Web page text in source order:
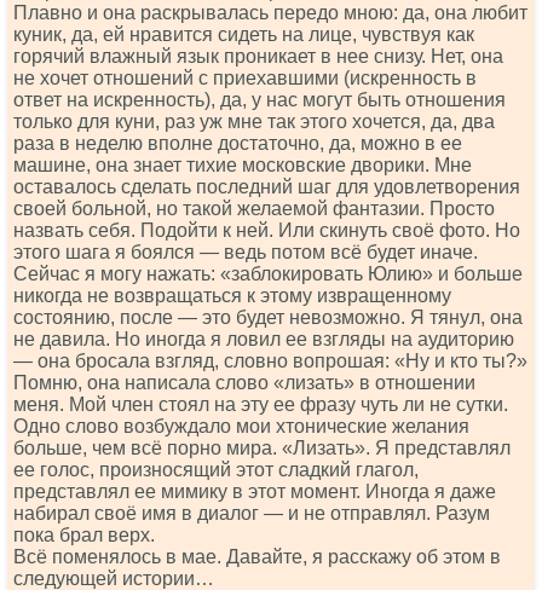
Плавно и она раскрывалась передо мною: да, она любит
куник, да, ей нравится сидеть на лице, чувствуя как
горячий влажный язык проникает в нее снизу. Нет, она
не хочет отношений с приехавшими (искренность в
ответ на искренность), да, у нас могут быть отношения
только для куни, раз уж мне так этого хочется, да, два
раза в неделю вполне достаточно, да, можно в ее
машине, она знает тихие московские дворики. Мне
оставалось сделать последний шаг для удовлетворения
своей больной, но такой желаемой фантазии. Просто
назвать себя. Подойти к ней. Или скинуть своё фото. Но
этого шага я боялся — ведь потом всё будет иначе.
Сейчас я могу нажать: «заблокировать Юлию» и больше
никогда не возвращаться к этому извращенному
состоянию, после — это будет невозможно. Я тянул, она
не давила. Но иногда я ловил ее взгляды на аудиторию
— она бросала взгляд, словно вопрошая: «Ну и кто ты?»
Помню, она написала слово «лизать» в отношении
меня. Мой член стоял на эту ее фразу чуть ли не сутки.
Одно слово возбуждало мои хтонические желания
больше, чем всё порно мира. «Лизать». Я представлял
ее голос, произносящий этот сладкий глагол,
представлял ее мимику в этот момент. Иногда я даже
набирал своё имя в диалог — и не отправлял. Разум
пока брал верх.
Всё поменялось в мае. Давайте, я расскажу об этом в
следующей истории…